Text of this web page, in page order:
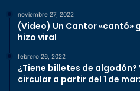
noviembre 27, 2022
(Video) Un Cantor «cantó»
hizo viral
febrero 26, 2022
¿Tiene billetes de algodón?
circular a partir del 1 de